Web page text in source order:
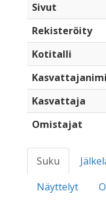
Sivut
Rekisteröity
Kotitalli
Kasvattajanimi
Kasvattaja
Omistajat
Suku
Näyttelyt